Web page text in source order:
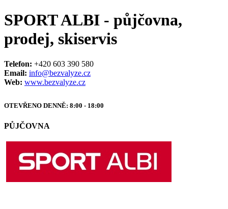
SPORT ALBI - půjčovna,
prodej, skiservis
Telefon: +420 603 390 580
Email: info@bezvalyze.cz
Web: www.bezvalyze.cz
OTEVŘENO DENNĚ: 8:00 - 18:00
PŮJČOVNA